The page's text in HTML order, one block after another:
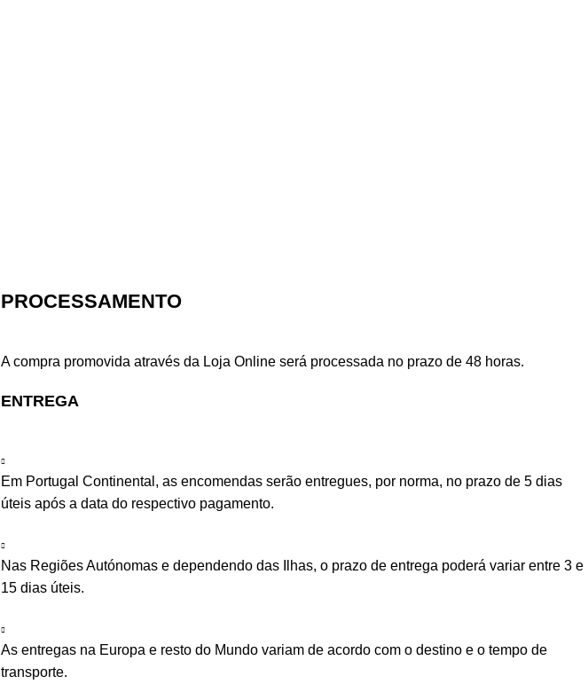
PROCESSAMENTO
A compra promovida através da Loja Online será processada no prazo de 48 horas.
ENTREGA
Em Portugal Continental, as encomendas serão entregues, por norma, no prazo de 5 dias
úteis após a data do respectivo pagamento.
Nas Regiões Autónomas e dependendo das Ilhas, o prazo de entrega poderá variar entre 3 e
15 dias úteis.
As entregas na Europa e resto do Mundo variam de acordo com o destino e o tempo de
transporte.